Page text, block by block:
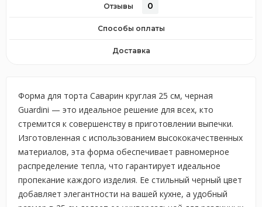
Отзывы 0
Способы оплаты
Доставка
Форма для торта Саварин круглая 25 см, черная
Guardini — это идеальное решение для всех, кто
стремится к совершенству в приготовлении выпечки.
Изготовленная с использованием высококачественных
материалов, эта форма обеспечивает равномерное
распределение тепла, что гарантирует идеальное
пропекание каждого изделия. Ее стильный черный цвет
добавляет элегантности на вашей кухне, а удобный